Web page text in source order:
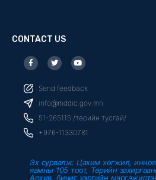
CONTACT US
F
a
c
b
o
o
k
f
T
w
i
t
r
Y
o
u
u
e
Send feedback
info@mddic.gov.mn
51-265115 /төрийн тусгай/
+976-11330781
Эх сурвалж: Цахим хөгжил,
яамны 105 тоот, Төрийн
Архив, бичиг хэргийн